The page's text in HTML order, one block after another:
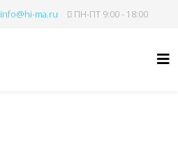
info@hi-ma.ru ПН-ПТ 9:00 - 18:00